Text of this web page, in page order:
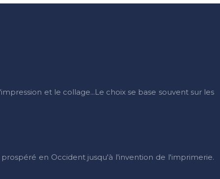
et le collage...Le choix se base souvent sur les
en Occident jusqu'à l'invention de l'imprimerie.